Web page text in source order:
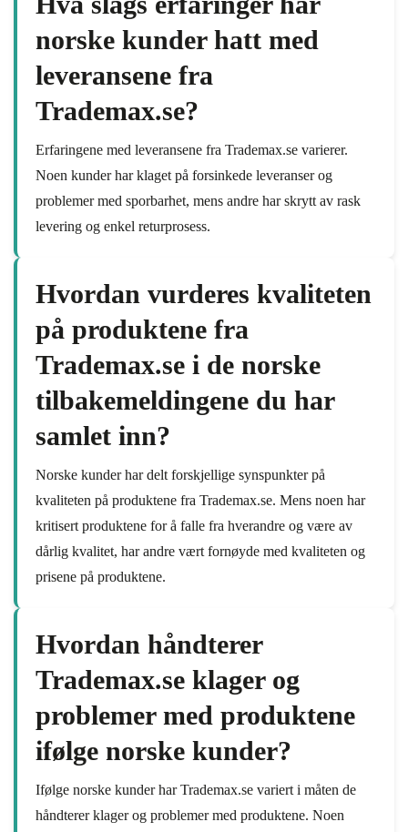
norske kunder hatt med
leveransene fra
Trademax.se?
Erfaringene med leveransene fra Trademax.se varierer.
Noen kunder har klaget på forsinkede leveranser og
problemer med sporbarhet, mens andre har skrytt av rask
levering og enkel returprosess.
Hvordan vurderes kvaliteten
på produktene fra
Trademax.se i de norske
tilbakemeldingene du har
samlet inn?
Norske kunder har delt forskjellige synspunkter på
kvaliteten på produktene fra Trademax.se. Mens noen har
kritisert produktene for å falle fra hverandre og være av
dårlig kvalitet, har andre vært fornøyde med kvaliteten og
prisene på produktene.
Hvordan håndterer
Trademax.se klager og
problemer med produktene
ifølge norske kunder?
Ifølge norske kunder har Trademax.se variert i måten de
håndterer klager og problemer med produktene. Noen